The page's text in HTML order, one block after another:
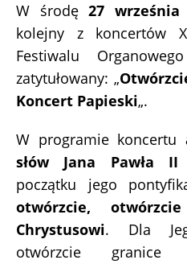
W środę27 września
kolejny z koncertów
Festiwalu
zatytułowany: „
Koncert Papieski„.
W programie koncertu
słów Jana Pawła II
początku jego
otwórzcie,
Chrystusowi. Dla
otwórzcie granice